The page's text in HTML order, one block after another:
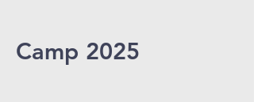
Camp 2025